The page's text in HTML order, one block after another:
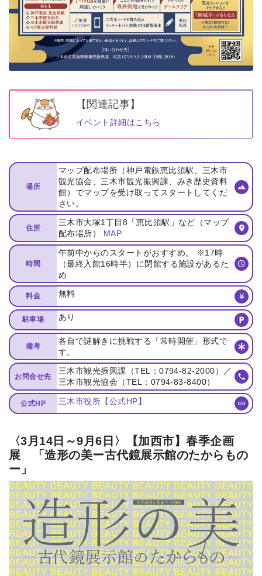
【関連記事】
イベント詳細はこちら
場所
マップ配布場所（神戸電鉄恵比須駅、三木市
観光協会、三木市観光振興課、みき歴史資料
館）でマップを受け取ってスタートしてくだ
さい。
住所
三木市大塚1丁目8「恵比須駅」など（マップ
配布場所） MAP
時間
午前中からのスタートがおすすめ。 ※17時
（最終入館16時半）に閉館する施設があるた
め
料金 無料
駐車場 あり
備考
各自で謎解きに挑戦する「常時開催」形式で
す。
お問合せ先
三木市観光振興課（TEL：0794-82-2000）／
三木市観光協会（TEL：0794-83-8400）
公式HP 三木市役所【公式HP】
〈3月14日～9月6日〉【加西市】春季企画
展 「造形の美ー古代鏡展示館のたからもの
ー」